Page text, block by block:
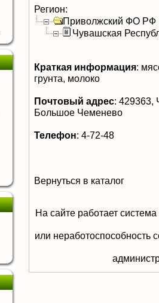
Регион:
Приволжский ФО РФ
Чувашская
Краткая информация:
грунта, молоко
Почтовый адрес: 429363,
Большое Чеменево
Телефон: 4-72-48
Вернуться в каталог
На сайте работает
или неработоспособность